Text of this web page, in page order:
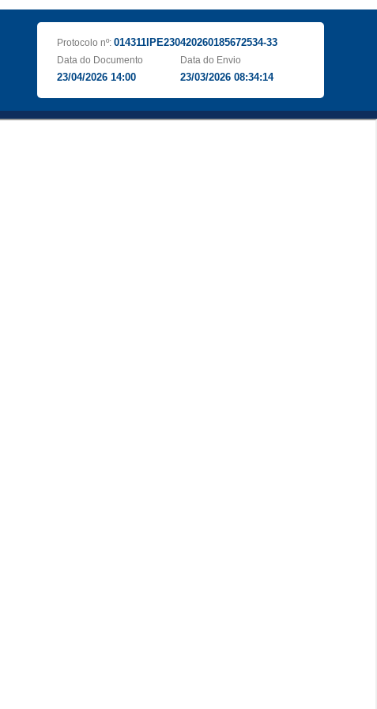
Protocolo nº: 014311IPE230420260185672534-33
Data do Documento
23/04/2026 14:00
Data do Envio
23/03/2026 08:34:14